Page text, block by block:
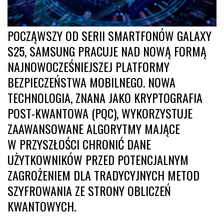
POCZĄWSZY OD SERII SMARTFONÓW GALAXY
S25, SAMSUNG PRACUJE NAD NOWĄ FORMĄ
NAJNOWOCZEŚNIEJSZEJ PLATFORMY
BEZPIECZEŃSTWA MOBILNEGO. NOWA
TECHNOLOGIA, ZNANA JAKO KRYPTOGRAFIA
POST-KWANTOWA (PQC), WYKORZYSTUJE
ZAAWANSOWANE ALGORYTMY MAJĄCE
W PRZYSZŁOŚCI CHRONIĆ DANE
UŻYTKOWNIKÓW PRZED POTENCJALNYM
ZAGROŻENIEM DLA TRADYCYJNYCH METOD
SZYFROWANIA ZE STRONY OBLICZEŃ
KWANTOWYCH.